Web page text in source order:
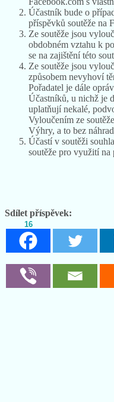
Facebook.com s
Účastník bude o
příspěvků soutěže na
Ze soutěže jsou
obdobném vztahu k
se na zajištění této
Ze soutěže jsou
způsobem nevyhoví
Pořadatel je dále
Účastníků, u nichž je
uplatňují nekalé,
Vyloučením ze
Výhry, a to bez
Účastí v soutěži
soutěže pro využití
Sdílet příspěvek:
16